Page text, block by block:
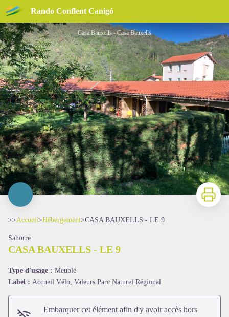
Rando Conflent Canigó
Casa Bauxells - Casa Bauxells
Voir l'image en plein écran
Imprimer
>>Accueil>Hébergement>CASA BAUXELLS - LE 9
Sahorre
CASA BAUXELLS - LE 9
Type d'usage : Meublé
Label : Accueil Vélo, Valeurs Parc Naturel Régional
Embarquer cet élément afin d'y avoir accès hors